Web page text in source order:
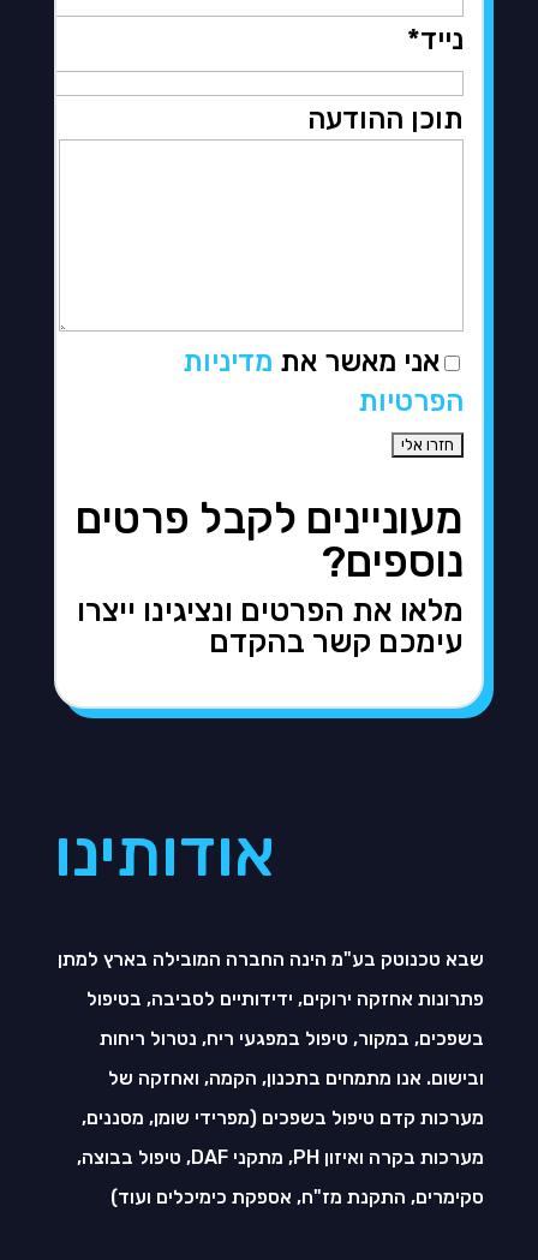
נייד*
תוכן ההודעה
אני מאשר את מדיניות
הפרטיות
מעוניינים לקבל פרטים
נוספים?
מלאו את הפרטים ונציגינו ייצרו
עימכם קשר בהקדם
אודותינו
שבא טכנוטק בע"מ הינה החברה המובילה בארץ למתן
פתרונות אחזקה ירוקים, ידידותיים לסביבה, בטיפול
בשפכים, במקור, טיפול במפגעי ריח, נטרול ריחות
ובישום. אנו מתמחים בתכנון, הקמה, ואחזקה של
מערכות קדם טיפול בשפכים (מפרידי שומן, מסננים,
מערכות בקרה ואיזון PH, מתקני DAF, טיפול בבוצה,
סקימרים, התקנת מז"ח, אספקת כימיכלים ועוד)